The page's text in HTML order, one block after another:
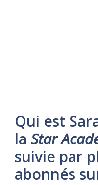
Qui est
la Star
suivie par
abonnés